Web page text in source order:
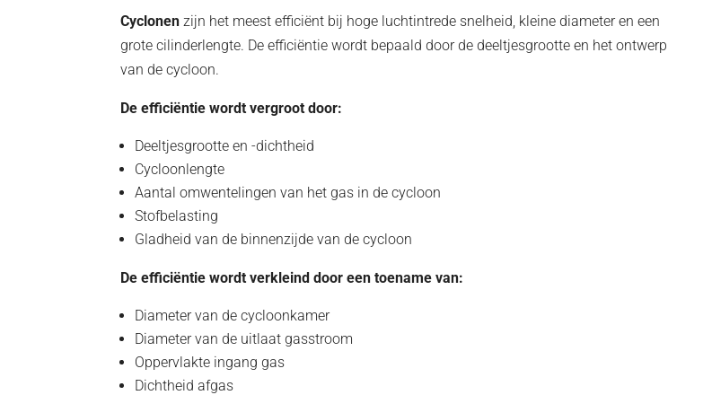
Cyclonen zijn het meest efficiënt bij hoge luchtintrede snelheid, kleine diameter en een
grote cilinderlengte. De efficiëntie wordt bepaald door de deeltjesgrootte en het ontwerp
van de cycloon.
De efficiëntie wordt vergroot door:
Deeltjesgrootte en -dichtheid
Cycloonlengte
Aantal omwentelingen van het gas in de cycloon
Stofbelasting
Gladheid van de binnenzijde van de cycloon
De efficiëntie wordt verkleind door een toename van:
Diameter van de cycloonkamer
Diameter van de uitlaat gasstroom
Oppervlakte ingang gas
Dichtheid afgas